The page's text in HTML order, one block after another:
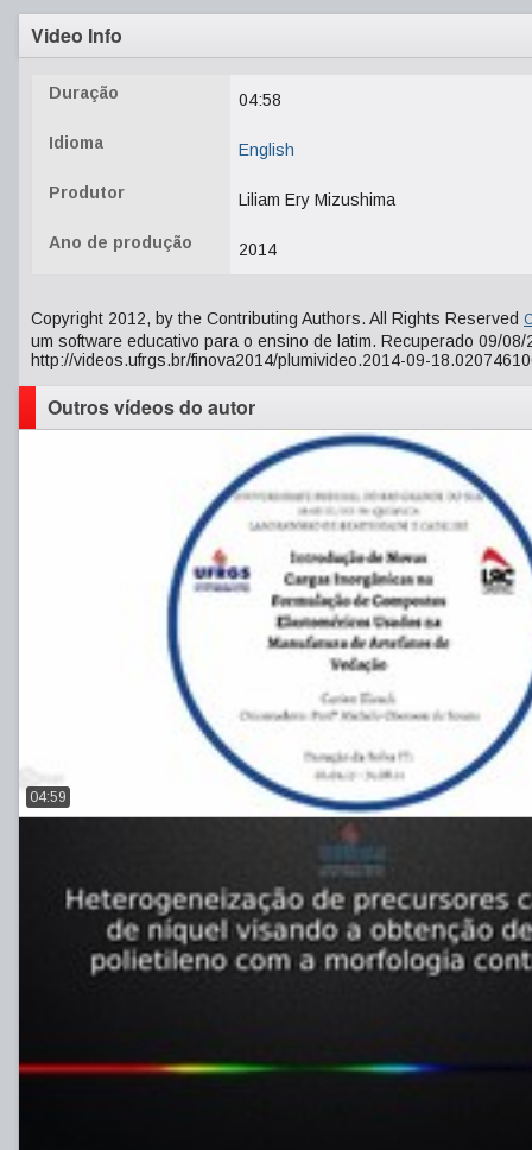
Video Info
Duração 04:58
Idioma English
Produtor Liliam Ery Mizushima
Ano de produção 2014
Copyright 2012, by the Contributing Authors. All Rights Reserved
um software educativo para o ensino de latim. Recuperado 09/
http://videos.ufrgs.br/finova2014/plumivideo.2014-09-
Outros vídeos do autor
04:59